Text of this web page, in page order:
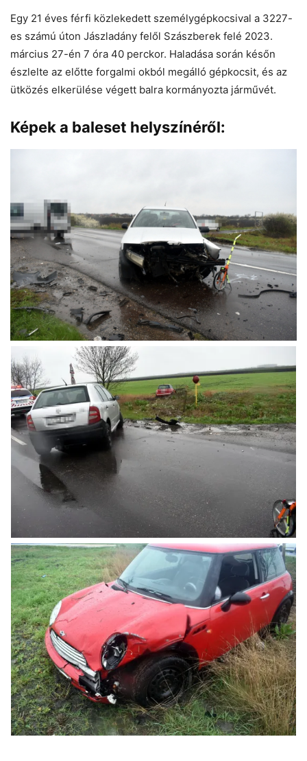
Egy 21 éves férfi közlekedett személygépkocsival a 3227-
es számú úton Jászladány felől Szászberek felé 2023.
március 27-én 7 óra 40 perckor. Haladása során későn
észlelte az előtte forgalmi okból megálló gépkocsit, és az
ütközés elkerülése végett balra kormányozta járművét.
Képek a baleset helyszínéről: